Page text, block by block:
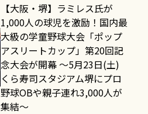
【大阪・堺】ラミレス氏が
1,000人の球児を激励！国内最
大級の学童野球大会「ポップ
アスリートカップ」第20回記
念大会が開幕 〜5月23日(土)
くら寿司スタジアム堺にプロ
野球OBや親子連れ3,000人が
集結〜